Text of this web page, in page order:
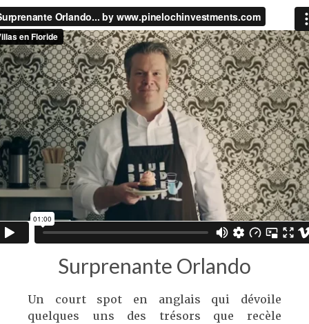
Surprenante Orlando
Un court spot en anglais qui dévoile
quelques uns des trésors que recèle